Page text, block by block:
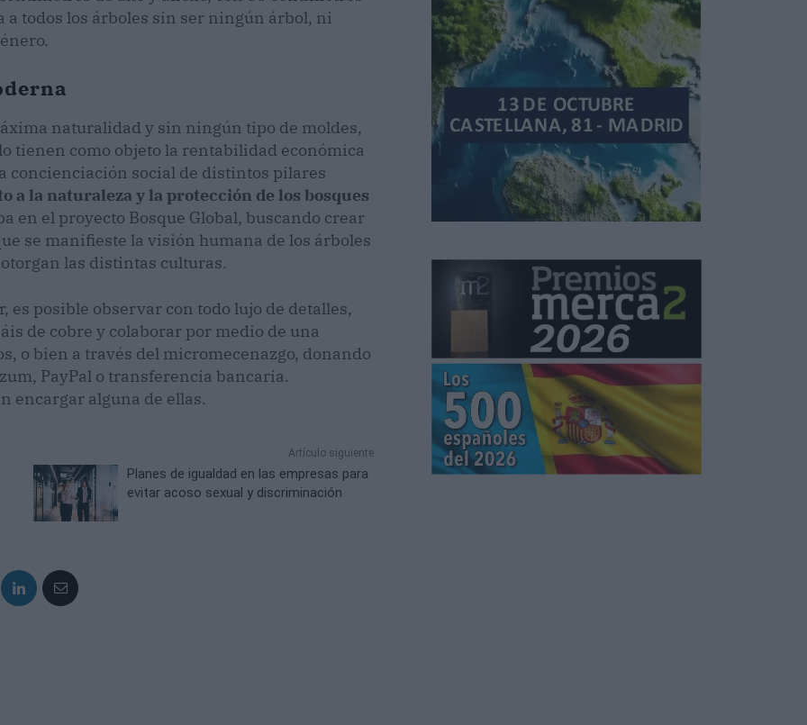
a todos los árboles sin ser ningún árbol, ni
naturalidad y sin ningún tipo de moldes,
tienen como objeto la rentabilidad económica
concienciación social de distintos pilares
a la naturaleza y la protección de los bosques
en el proyecto Bosque Global, buscando crear
se manifieste la visión humana de los árboles
las distintas culturas.
es posible observar con todo lujo de detalles,
de cobre y colaborar por medio de una
o bien a través del micromecenazgo, donando
PayPal o transferencia bancaria.
encargar alguna de ellas.
Artículo siguiente
Planes de igualdad en las empresas para
evitar acoso sexual y discriminación